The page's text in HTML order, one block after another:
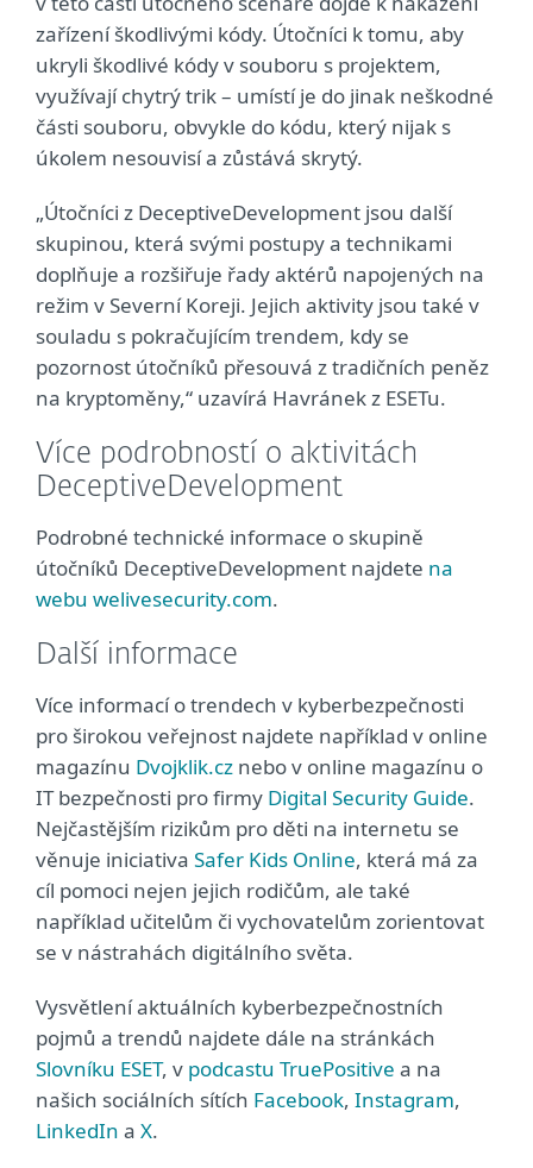
zařízení škodlivými kódy. Útočníci k tomu, aby
ukryli škodlivé kódy v souboru s projektem,
využívají chytrý trik – umístí je do jinak neškodné
části souboru, obvykle do kódu, který nijak s
úkolem nesouvisí a zůstává skrytý.
„Útočníci z DeceptiveDevelopment jsou další
skupinou, která svými postupy a technikami
doplňuje a rozšiřuje řady aktérů napojených na
režim v Severní Koreji. Jejich aktivity jsou také v
souladu s pokračujícím trendem, kdy se
pozornost útočníků přesouvá z tradičních peněz
na kryptoměny,“ uzavírá Havránek z ESETu.
Více podrobností o aktivitách
DeceptiveDevelopment
Podrobné technické informace o skupině
útočníků DeceptiveDevelopment najdete na
webu welivesecurity.com.
Další informace
Více informací o trendech v kyberbezpečnosti
pro širokou veřejnost najdete například v online
magazínu Dvojklik.cz nebo v online magazínu o
IT bezpečnosti pro firmy Digital Security Guide.
Nejčastějším rizikům pro děti na internetu se
věnuje iniciativa Safer Kids Online, která má za
cíl pomoci nejen jejich rodičům, ale také
například učitelům či vychovatelům zorientovat
se v nástrahách digitálního světa.
Vysvětlení aktuálních kyberbezpečnostních
pojmů a trendů najdete dále na stránkách
Slovníku ESET, v podcastu TruePositive a na
našich sociálních sítích Facebook, Instagram,
LinkedIn a X.